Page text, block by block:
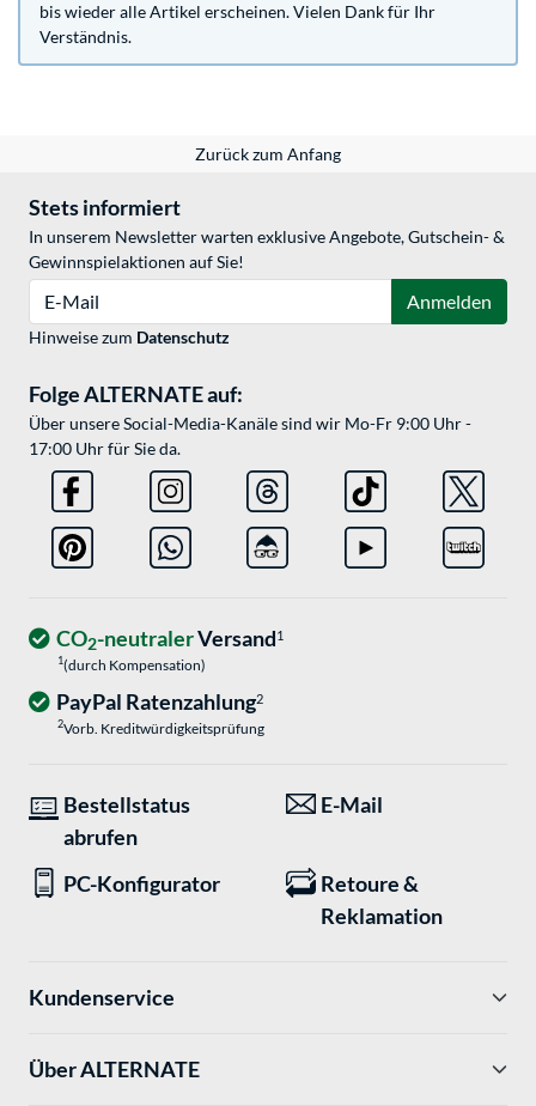
bis wieder alle Artikel erscheinen. Vielen Dank für Ihr
Verständnis.
Zurück zum Anfang
Stets informiert
In unserem Newsletter warten exklusive Angebote, Gutschein- &
Gewinnspielaktionen auf Sie!
Anmelden
Hinweise zum Datenschutz
Folge ALTERNATE auf:
Über unsere Social-Media-Kanäle sind wir Mo-Fr 9:00 Uhr -
17:00 Uhr für Sie da.
CO2-neutralerVersand1
1(durch Kompensation)
PayPal Ratenzahlung2
2Vorb. Kreditwürdigkeitsprüfung
Bestellstatus
abrufen
E-Mail
PC-Konfigurator
Retoure &
Reklamation
Kundenservice
Über ALTERNATE